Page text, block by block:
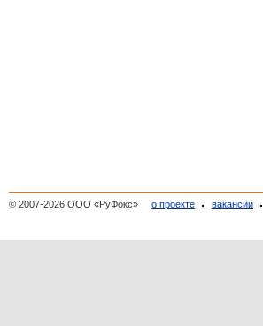
© 2007-2026 ООО «РуФокс» о проекте вакансии